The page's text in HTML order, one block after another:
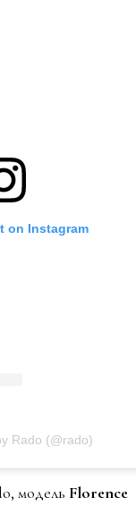
on Instagram
Rado (@rado)
модель Florence